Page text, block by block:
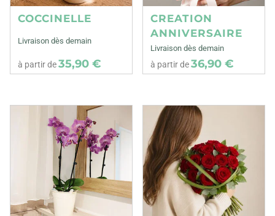
COCCINELLE
Livraison dès demain
à partir de35,90 €
CREATION
ANNIVERSAIRE
Livraison dès demain
à partir de36,90 €